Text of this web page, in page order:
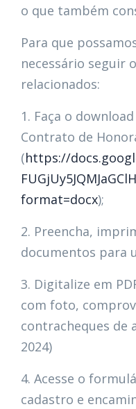
o que também
Para que
necessário seguir
relacionados:
1. Faça o
Contrato de
(https://
format=docx);
2. Preencha,
documentos para
3. Digitalize em
com foto,
contracheques de
2024)
4. Acesse o
cadastro e